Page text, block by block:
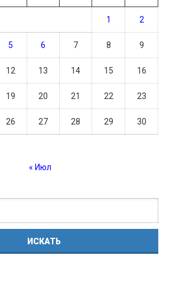
1 2
5 6 7 8 9
12 13 14 15 16
19 20 21 22 23
26 27 28 29 30
« Июл